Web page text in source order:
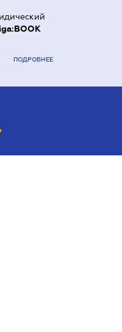
ПОДРОБНЕЕ